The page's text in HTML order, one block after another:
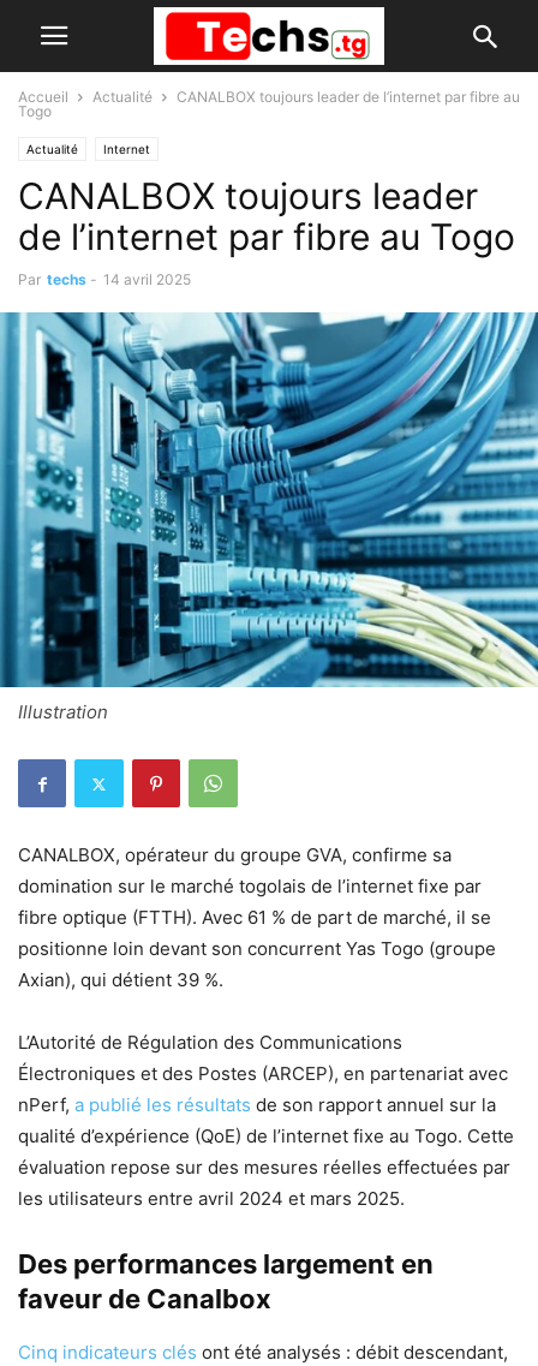
Accueil Actualité
CANALBOX toujours leader de l’internet par fibre au
Togo
Actualité Internet
CANALBOX toujours leader
de l’internet par fibre au Togo
Par techs - 14 avril 2025
Illustration
CANALBOX, opérateur du groupe GVA, confirme sa
domination sur le marché togolais de l’internet fixe par
fibre optique (FTTH). Avec 61 % de part de marché, il se
positionne loin devant son concurrent Yas Togo (groupe
Axian), qui détient 39 %.
L’Autorité de Régulation des Communications
Électroniques et des Postes (ARCEP), en partenariat avec
nPerf, a publié les résultats de son rapport annuel sur la
qualité d’expérience (QoE) de l’internet fixe au Togo. Cette
évaluation repose sur des mesures réelles effectuées par
les utilisateurs entre avril 2024 et mars 2025.
Des performances largement en
faveur de Canalbox
Cinq indicateurs clés ont été analysés : débit descendant,